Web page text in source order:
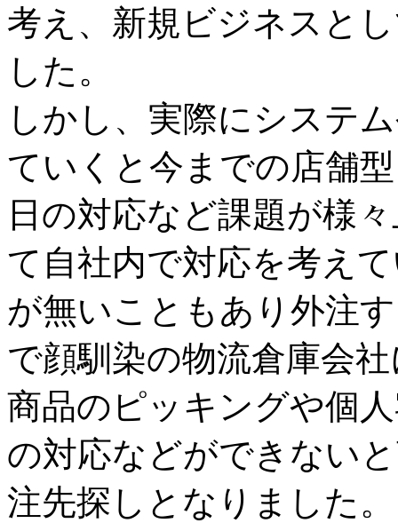
考え、新規ビジネスと
した。
しかし、実際にシステ
ていくと今までの店舗
日の対応など課題が様
て自社内で対応を考え
が無いこともあり外注
で顔馴染の物流倉庫会
商品のピッキングや個
の対応などができない
注先探しとなりました。